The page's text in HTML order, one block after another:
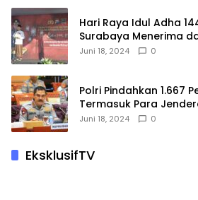
Hari Raya Idul Adha
Surabaya Menerima
Hewan Kurban
Juni 18, 2024 0
Polri Pindahkan 1.667
Termasuk Para
Juni 18, 2024 0
EksklusifTV